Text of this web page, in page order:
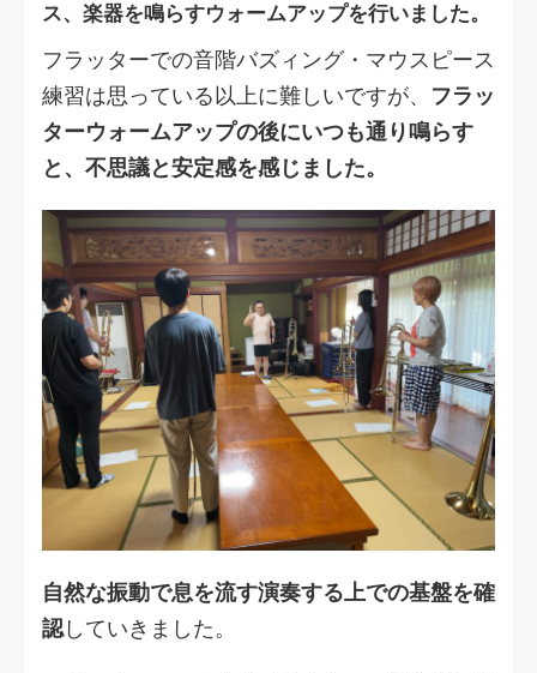
ス、楽器を鳴らすウォームアップを行いました。
フラッターでの音階バズィング・マウスピース
練習は思っている以上に難しいですが、 フラッ
ターウォームアップの後にいつも通り鳴らす
と、不思議と安定感を感じました。
自然な振動で息を流す演奏する上での基盤を確
認していきました。